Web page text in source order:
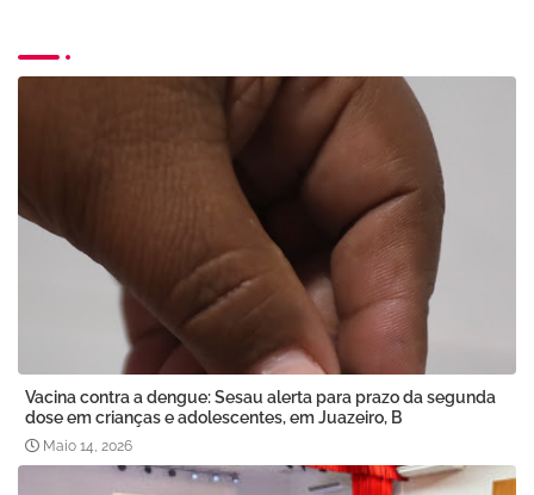
Vacina contra a dengue: Sesau alerta para prazo da segunda
dose em crianças e adolescentes, em Juazeiro, B
Maio 14, 2026